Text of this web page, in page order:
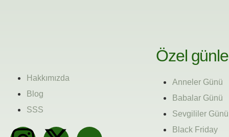
Hakkımızda
Blog
SSS
Özel
Anneler Günü
Babalar Günü
Sevgililer Günü
Black Friday